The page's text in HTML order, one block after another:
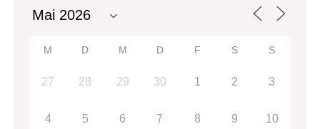
M D M D F S S
27 28 29 30 1 2 3
4 5 6 7 8 9 10